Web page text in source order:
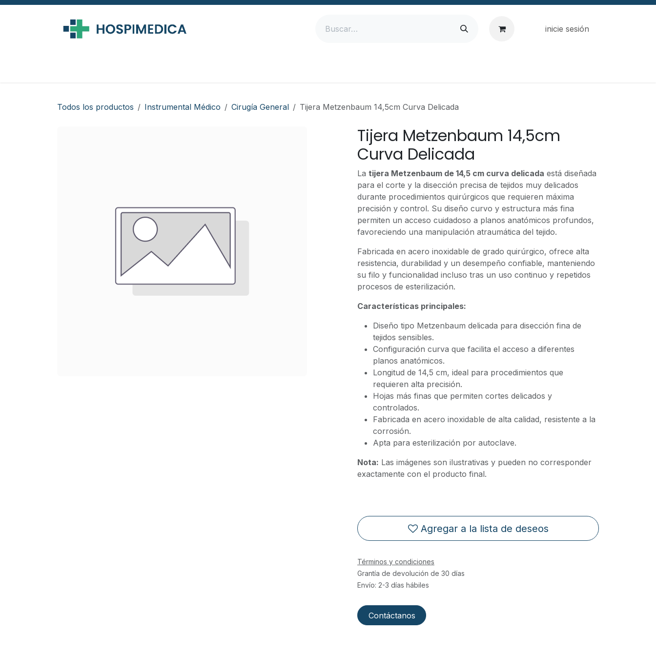
Ir al contenido
inicie sesión
Todos los productos Instrumental Médico Cirugía General Tijera Metzenbaum 14,5cm Curva Delicada
Tijera Metzenbaum 14,5cm
Curva Delicada
La tijera Metzenbaum de 14,5 cm curva delicada está diseñada
para el corte y la disección precisa de tejidos muy delicados
durante procedimientos quirúrgicos que requieren máxima
precisión y control. Su diseño curvo y estructura más fina
permiten un acceso cuidadoso a planos anatómicos profundos,
favoreciendo una manipulación atraumática del tejido.
Fabricada en acero inoxidable de grado quirúrgico, ofrece alta
resistencia, durabilidad y un desempeño confiable, manteniendo
su filo y funcionalidad incluso tras un uso continuo y repetidos
procesos de esterilización.
Características principales:
Diseño tipo Metzenbaum delicada para disección fina de
tejidos sensibles.
Configuración curva que facilita el acceso a diferentes
planos anatómicos.
Longitud de 14,5 cm, ideal para procedimientos que
requieren alta precisión.
Hojas más finas que permiten cortes delicados y
controlados.
Fabricada en acero inoxidable de alta calidad, resistente a la
corrosión.
Apta para esterilización por autoclave.
Nota: Las imágenes son ilustrativas y pueden no corresponder
exactamente con el producto final.
Agregar a la lista de deseos
Términos y condiciones
Grantía de devolución de 30 días
Envío: 2-3 días hábiles
Contáctanos